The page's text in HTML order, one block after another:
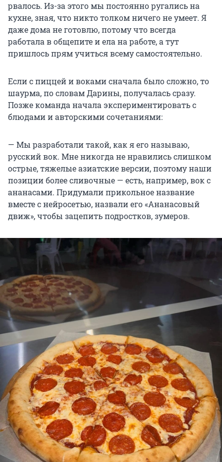
рвалось. Из-за этого мы постоянно ругались на
кухне, зная, что никто толком ничего не умеет. Я
даже дома не готовлю, потому что всегда
работала в общепите и ела на работе, а тут
пришлось прям учиться всему самостоятельно.
Если с пиццей и воками сначала было сложно, то
шаурма, по словам Дарины, получалась сразу.
Позже команда начала экспериментировать с
блюдами и авторскими сочетаниями:
— Мы разработали такой, как я его называю,
русский вок. Мне никогда не нравились слишком
острые, тяжелые азиатские версии, поэтому наши
позиции более сливочные — есть, например, вок с
ананасами. Придумали прикольное название
вместе с нейросетью, назвали его «Ананасовый
движ», чтобы зацепить подростков, зумеров.